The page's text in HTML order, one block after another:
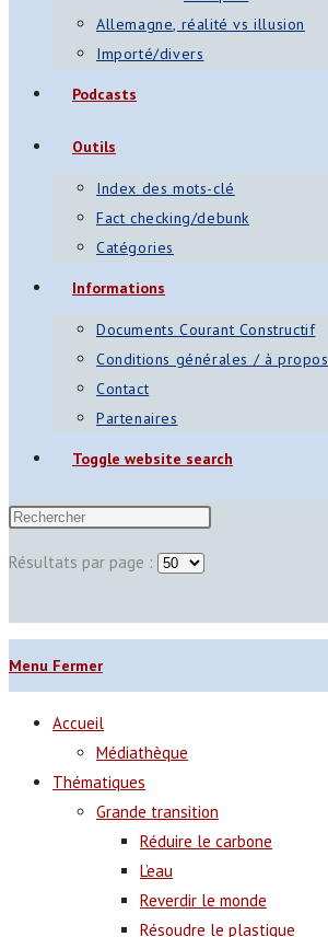
Allemagne, réalité vs illusion
Importé/divers
Podcasts
Outils
Index des mots-clé
Fact checking/debunk
Catégories
Informations
Documents Courant Constructif
Conditions générales / à propos
Contact
Partenaires
Toggle website search
Résultats par page :
Menu Fermer
Accueil
Médiathèque
Thématiques
Grande transition
Réduire le carbone
L’eau
Reverdir le monde
Résoudre le plastique